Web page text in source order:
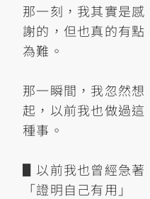
那一刻，我其實是感
謝的，但也真的有點
為難。
那一瞬間，我忽然想
起，以前我也做過這
種事。
▋以前我也曾經急著
「證明自己有用」